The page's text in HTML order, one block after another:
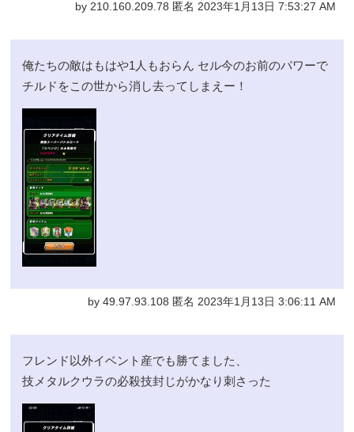
by 210.160.209.78 匿名 2023年1月13日 7:53:27 AM
俺たちの敵はもはや1人もおらん セル今のお前のパワーで
チルドをこの世から消し去ってしまえー！
by 49.97.93.108 匿名 2023年1月13日 3:06:11 AM
フレンド以外イベント産でも勝てました、
技メタルクウラの必殺技封じがかなり刺さった